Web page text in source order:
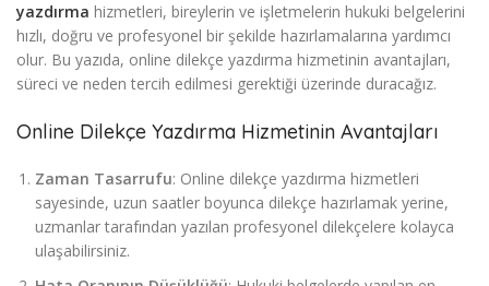
yazdırma hizmetleri, bireylerin ve işletmelerin hukuki belgelerini
hızlı, doğru ve profesyonel bir şekilde hazırlamalarına yardımcı
olur. Bu yazıda, online dilekçe yazdırma hizmetinin avantajları,
süreci ve neden tercih edilmesi gerektiği üzerinde duracağız.
Online Dilekçe Yazdırma Hizmetinin Avantajları
Zaman Tasarrufu: Online dilekçe yazdırma hizmetleri
sayesinde, uzun saatler boyunca dilekçe hazırlamak yerine,
uzmanlar tarafından yazılan profesyonel dilekçelere kolayca
ulaşabilirsiniz.